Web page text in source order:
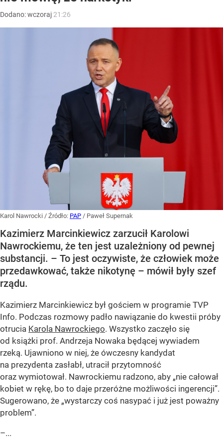
Dodano:wczoraj 21:26
Karol Nawrocki / Źródło: PAP / Paweł Supernak
Kazimierz Marcinkiewicz zarzucił Karolowi
Nawrockiemu, że ten jest uzależniony od pewnej
substancji. – To jest oczywiste, że człowiek może
przedawkować, także nikotynę – mówił były szef
rządu.
Kazimierz Marcinkiewicz był gościem w programie TVP
Info. Podczas rozmowy padło nawiązanie do kwestii próby
otrucia Karola Nawrockiego. Wszystko zaczęło się
od książki prof. Andrzeja Nowaka będącej wywiadem
rzeką. Ujawniono w niej, że ówczesny kandydat
na prezydenta zasłabł, utracił przytomność
oraz wymiotował. Nawrockiemu radzono, aby „nie całował
kobiet w rękę, bo to daje przeróżne możliwości ingerencji”.
Sugerowano, że „wystarczy coś nasypać i już jest poważny
problem”.
–...